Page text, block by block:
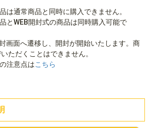
は通常商品と同時に購入できません。
とWEB開封式の商品は同時購入可能で
画面へ遷移し、開封が開始いたします。商
ただくことはできません。
注意点はこちら